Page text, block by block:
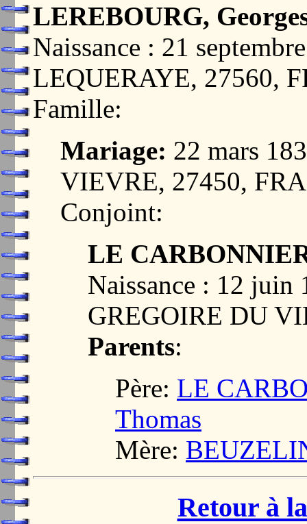
LEREBOURG,
Naissance : 21
LEQUERAYE, 27560,
Famille:
Mariage: 22 mars
VIEVRE, 27450,
Conjoint:
LE
Naissance : 12 juin
GREGOIRE DU
Parents:
Père: LE
Thomas
Mère:
Retour à